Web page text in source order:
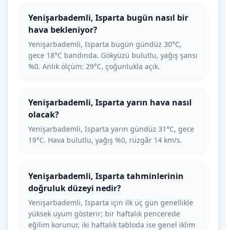
Yenişarbademli, Isparta bugün nasıl bir
hava bekleniyor?
Yenişarbademli, Isparta bugün gündüz 30°C,
gece 18°C bandında. Gökyüzü bulutlu, yağış şansı
%0. Anlık ölçüm: 29°C, çoğunlukla açık.
Yenişarbademli, Isparta yarın hava nasıl
olacak?
Yenişarbademli, Isparta yarın gündüz 31°C, gece
19°C. Hava bulutlu, yağış %0, rüzgâr 14 km/s.
Yenişarbademli, Isparta tahminlerinin
doğruluk düzeyi nedir?
Yenişarbademli, Isparta için ilk üç gün genellikle
yüksek uyum gösterir; bir haftalık pencerede
eğilim korunur, iki haftalık tabloda ise genel iklim